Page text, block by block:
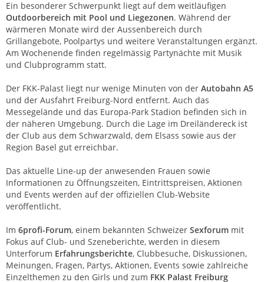
Ein besonderer Schwerpunkt liegt auf dem weitläufigen
Outdoorbereich mit Pool und Liegezonen. Während der
wärmeren Monate wird der Aussenbereich durch
Grillangebote, Poolpartys und weitere Veranstaltungen ergänzt.
Am Wochenende finden regelmässig Partynächte mit Musik
und Clubprogramm statt.
Der FKK-Palast liegt nur wenige Minuten von der Autobahn A5
und der Ausfahrt Freiburg-Nord entfernt. Auch das
Messegelände und das Europa-Park Stadion befinden sich in
der näheren Umgebung. Durch die Lage im Dreiländereck ist
der Club aus dem Schwarzwald, dem Elsass sowie aus der
Region Basel gut erreichbar.
Das aktuelle Line-up der anwesenden Frauen sowie
Informationen zu Öffnungszeiten, Eintrittspreisen, Aktionen
und Events werden auf der offiziellen Club-Website
veröffentlicht.
Im 6profi-Forum, einem bekannten Schweizer Sexforum mit
Fokus auf Club- und Szeneberichte, werden in diesem
Unterforum Erfahrungsberichte, Clubbesuche, Diskussionen,
Meinungen, Fragen, Partys, Aktionen, Events sowie zahlreiche
Einzelthemen zu den Girls und zum FKK Palast Freiburg